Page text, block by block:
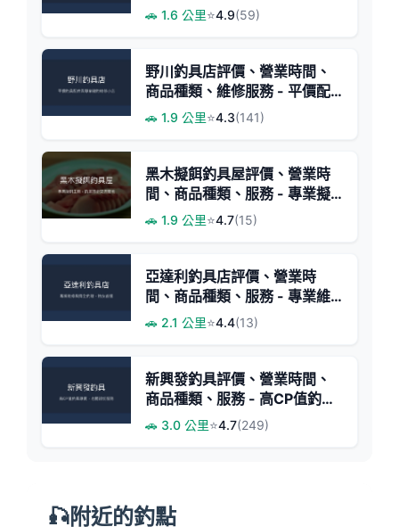
優質路亞裝備
🚗 1.6 公里⭐4.9(59)
野川釣具店評價、營業時間、
商品種類、維修服務 - 平價配
件與磯釣維修
🚗 1.9 公里⭐4.3(141)
黑木擬餌釣具屋評價、營業時
間、商品種類、服務 - 專業擬
餌與技術工房
🚗 1.9 公里⭐4.7(15)
亞達利釣具店評價、營業時
間、商品種類、服務 - 專業維
修與齊全釣線
🚗 2.1 公里⭐4.4(13)
新興發釣具評價、營業時間、
商品種類、服務 - 高CP值釣具
專賣
🚗 3.0 公里⭐4.7(249)
🎣附近的釣點